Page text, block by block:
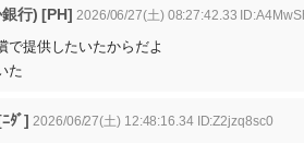
行) [PH] 2026/06/27(土) 08:27:42.33
で提供したいたからだよ
た
ﾀﾞ] 2026/06/27(土) 12:48:16.34 ID:Z2jzq8sc0